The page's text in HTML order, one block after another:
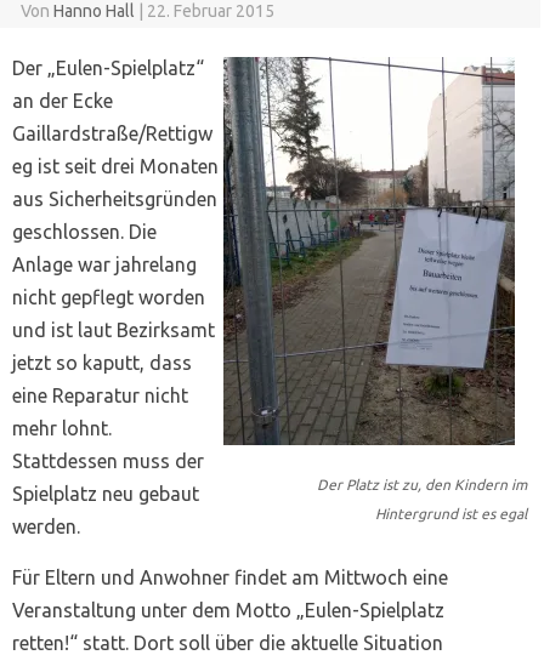
Von Hanno Hall 22. Februar 2015
Der Platz ist zu, den Kindern im
Hintergrund ist es egal
Der „Eulen-Spielplatz“
an der Ecke
Gaillardstraße/Rettigw
eg ist seit drei Monaten
aus Sicherheitsgründen
geschlossen. Die
Anlage war jahrelang
nicht gepflegt worden
und ist laut Bezirksamt
jetzt so kaputt, dass
eine Reparatur nicht
mehr lohnt.
Stattdessen muss der
Spielplatz neu gebaut
werden.
Für Eltern und Anwohner findet am Mittwoch eine
Veranstaltung unter dem Motto „Eulen-Spielplatz
retten!“ statt. Dort soll über die aktuelle Situation